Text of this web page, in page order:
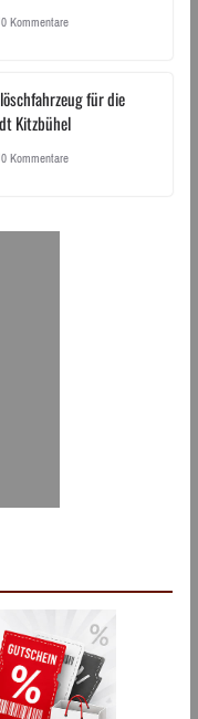
0 Kommentare
für die
Kitzbühel
0 Kommentare